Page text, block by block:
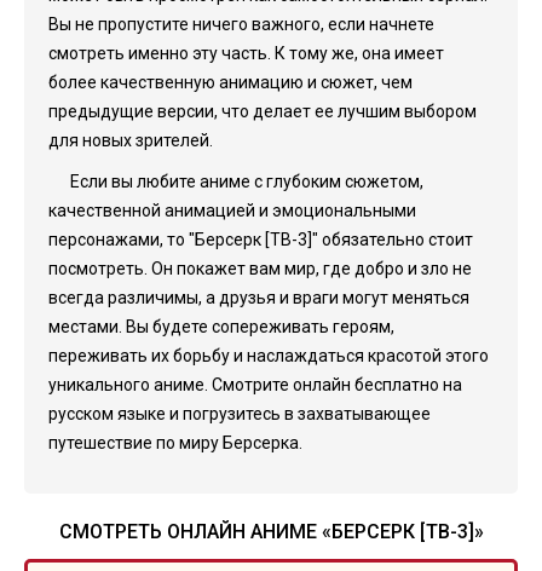
Вы не пропустите ничего важного, если начнете
смотреть именно эту часть. К тому же, она имеет
более качественную анимацию и сюжет, чем
предыдущие версии, что делает ее лучшим выбором
для новых зрителей.
Если вы любите аниме с глубоким сюжетом,
качественной анимацией и эмоциональными
персонажами, то "Берсерк [ТВ-3]" обязательно стоит
посмотреть. Он покажет вам мир, где добро и зло не
всегда различимы, а друзья и враги могут меняться
местами. Вы будете сопереживать героям,
переживать их борьбу и наслаждаться красотой этого
уникального аниме. Смотрите онлайн бесплатно на
русском языке и погрузитесь в захватывающее
путешествие по миру Берсерка.
СМОТРЕТЬ ОНЛАЙН АНИМЕ «БЕРСЕРК [ТВ-3]»